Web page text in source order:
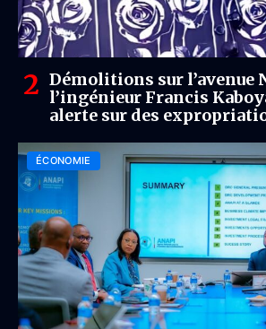
Démolitions sur l’avenue
l’ingénieur Francis
alerte sur des
ÉCONOMIE